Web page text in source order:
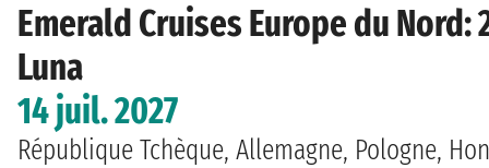
Emerald Cruises Europe du
Luna
14 juil. 2027
République Tchèque, Allemagne, Pologne,